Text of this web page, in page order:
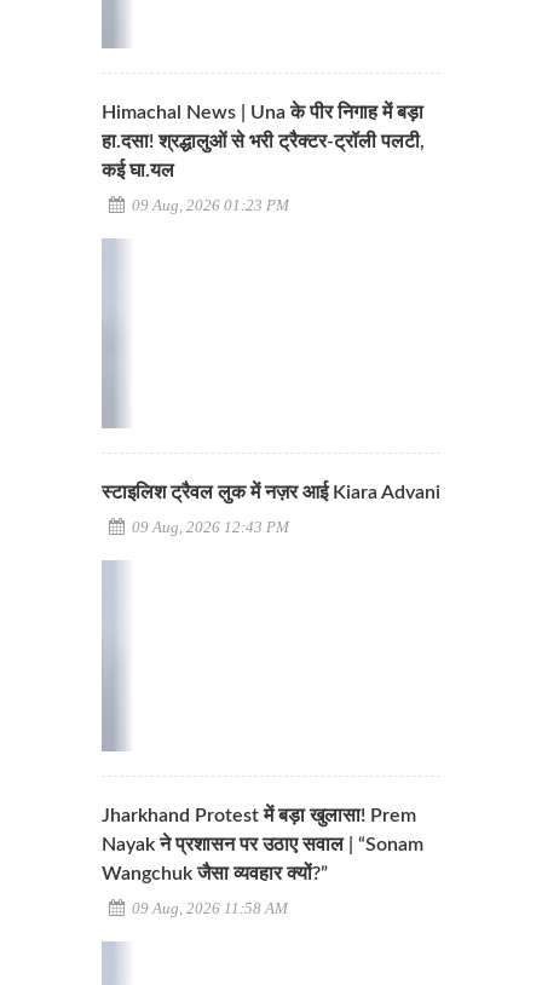
Himachal News | Una के पीर निगाह में बड़ा
हा.दसा! श्रद्धालुओं से भरी ट्रैक्टर-ट्रॉली पलटी,
कई घा.यल
09 Aug, 2026 01:23 PM
स्टाइलिश ट्रैवल लुक में नज़र आई Kiara Advani
09 Aug, 2026 12:43 PM
Jharkhand Protest में बड़ा खुलासा! Prem
Nayak ने प्रशासन पर उठाए सवाल | “Sonam
Wangchuk जैसा व्यवहार क्यों?”
09 Aug, 2026 11:58 AM